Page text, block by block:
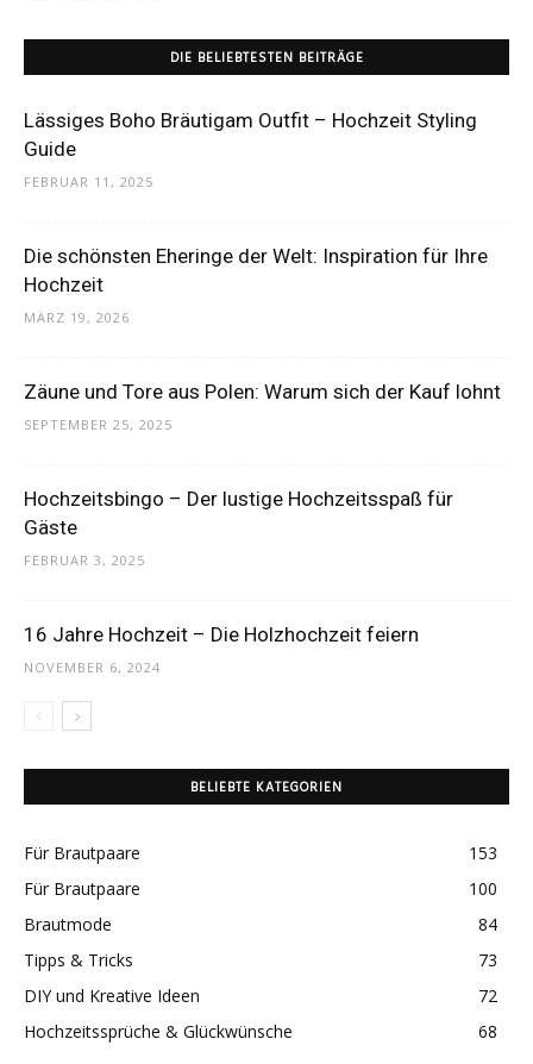
rund
das
DIE BELIEBTESTEN BEITRÄGE
Lässiges Boho Bräutigam Outfit – Hochzeit Styling
Guide
FEBRUAR 11, 2025
Die schönsten Eheringe der Welt: Inspiration für Ihre
Hochzeit
MÄRZ 19, 2026
Zäune und Tore aus Polen: Warum sich der Kauf lohnt
SEPTEMBER 25, 2025
Hochzeitsbingo – Der lustige Hochzeitsspaß für
Gäste
FEBRUAR 3, 2025
16 Jahre Hochzeit – Die Holzhochzeit feiern
NOVEMBER 6, 2024
BELIEBTE KATEGORIEN
Für Brautpaare
153
Für Brautpaare
100
Brautmode
84
Tipps & Tricks
73
DIY und Kreative Ideen
72
Hochzeitssprüche & Glückwünsche
68